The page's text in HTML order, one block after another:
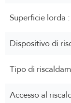
Superficie lorda
Dispositivo di
Tipo di
Accesso al